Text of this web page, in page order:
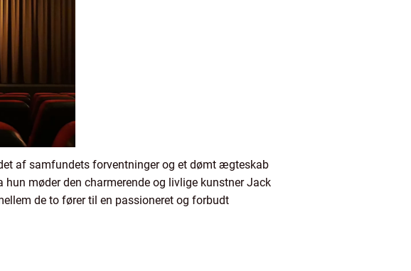
af samfundets forventninger og et dømt ægteskab
møder den charmerende og livlige kunstner Jack
de to fører til en passioneret og forbudt